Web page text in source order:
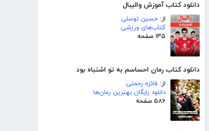
دانلود کتاب آموزش والیبال
از: حسین توسلی
کتاب‌های ورزشی
۱۳۵ صفحه
دانلود کتاب رمان احساسم به تو اشتباه بود
از: فائزه رحمتی
دانلود رایگان بهترین رمان‌ها
۵۸۶ صفحه